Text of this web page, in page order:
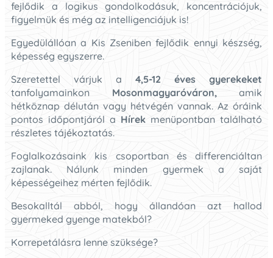
fejlődik a logikus gondolkodásuk, koncentrációjuk,
figyelmük és még az intelligenciájuk is!
Egyedülállóan a Kis Zseniben fejlődik ennyi készség,
képesség egyszerre.
Szeretettel várjuk a 4,5-12 éves gyerekeket
tanfolyamainkon Mosonmagyaróváron, amik
hétköznap délután vagy hétvégén vannak. Az óráink
pontos időpontjáról a Hírek menüpontban található
részletes tájékoztatás.
Foglalkozásaink kis csoportban és differenciáltan
zajlanak. Nálunk minden gyermek a saját
képességeihez mérten fejlődik.
Besokalltál abból, hogy állandóan azt hallod
gyermeked gyenge matekból?
Korrepetálásra lenne szüksége?